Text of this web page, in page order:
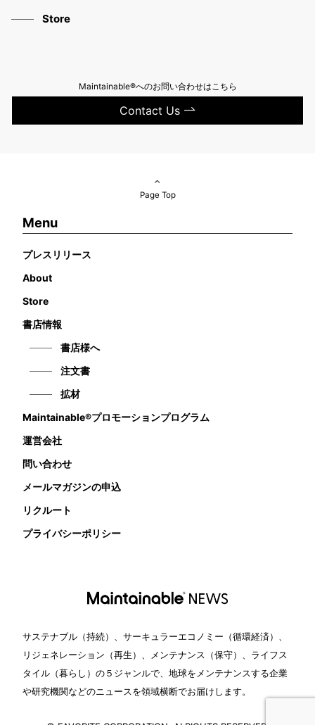
Store
Maintainable®へのお問い合わせはこちら
Contact Us
Page Top
Menu
プレスリリース
About
Store
書店情報
書店様へ
注文書
拡材
Maintainable®プロモーションプログラム
運営会社
問い合わせ
メールマガジンの申込
リクルート
プライバシーポリシー
サステナブル（持続）、サーキュラーエコノミー（循環経済）、
リジェネレーション（再生）、メンテナンス（保守）、ライフス
タイル（暮らし）の５ジャンルで、地球をメンテナンスする企業
や研究機関などのニュースを領域横断でお届けします。